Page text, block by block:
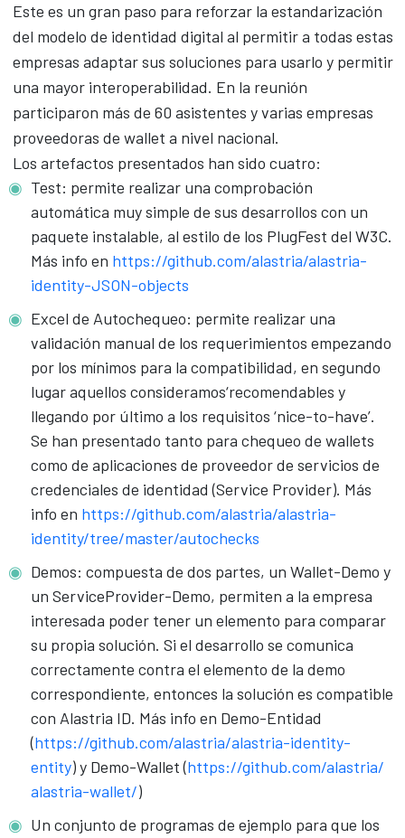
Este es un gran paso para reforzar la estandarización
del modelo de identidad digital al permitir a todas estas
empresas adaptar sus soluciones para usarlo y permitir
una mayor interoperabilidad. En la reunión
participaron más de 60 asistentes y varias empresas
proveedoras de wallet a nivel nacional.
Los artefactos presentados han sido cuatro:
Test: permite realizar una comprobación
automática muy simple de sus desarrollos con un
paquete instalable, al estilo de los PlugFest del W3C.
Más info en https://github.com/alastria/alastria-
identity-JSON-objects
Excel de Autochequeo: permite realizar una
validación manual de los requerimientos empezando
por los mínimos para la compatibilidad, en segundo
lugar aquellos consideramos‘recomendables y
llegando por último a los requisitos ‘nice-to-have’.
Se han presentado tanto para chequeo de wallets
como de aplicaciones de proveedor de servicios de
credenciales de identidad (Service Provider). Más
info en https://github.com/alastria/alastria-
identity/tree/master/autochecks
Demos: compuesta de dos partes, un Wallet-Demo y
un ServiceProvider-Demo, permiten a la empresa
interesada poder tener un elemento para comparar
su propia solución. Si el desarrollo se comunica
correctamente contra el elemento de la demo
correspondiente, entonces la solución es compatible
con Alastria ID. Más info en Demo-Entidad
(https://github.com/alastria/alastria-identity-
entity) y Demo-Wallet (https://github.com/alastria/
alastria-wallet/)
Un conjunto de programas de ejemplo para que los